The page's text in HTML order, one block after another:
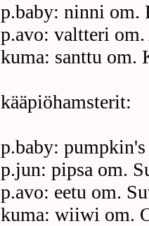
p.baby: ninni om.
p.avo: valtteri
kuma: santtu om.
kääpiöhamsterit:
p.baby:
p.jun: pipsa om.
p.avo: eetu om.
kuma: wiiwi om.